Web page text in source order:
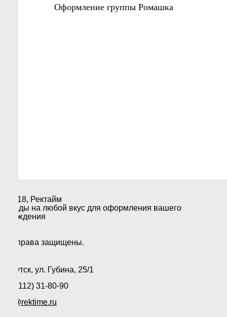
Оформление группы Ромашка
© 2018, Ректайм
Стенды на любой вкус для оформления вашего
учреждения
Все права защищены.
г. Якутск, ул. Губина, 25/1
+7 (4112) 31-80-90
info@rektime.ru